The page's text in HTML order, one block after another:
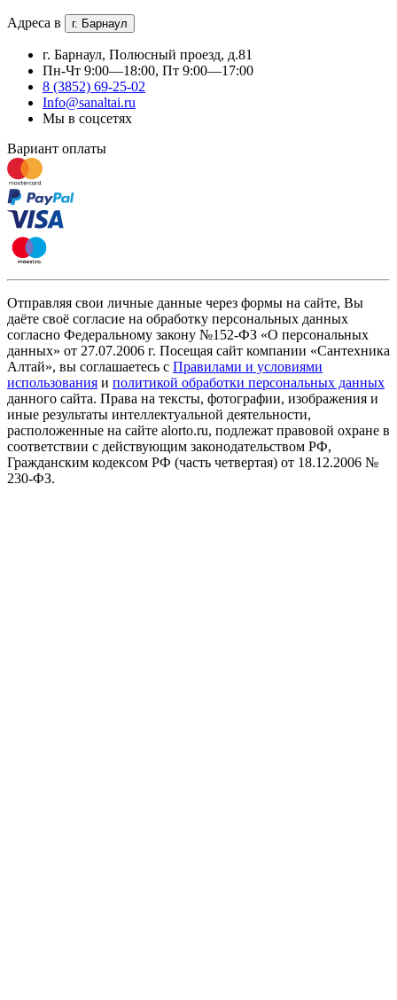
Адреса в г. Барнаул
г. Барнаул, Полюсный проезд, д.81
Пн-Чт 9:00—18:00, Пт 9:00—17:00
8 (3852) 69-25-02
Info@sanaltai.ru
Мы в соцсетях
Вариант оплаты
Отправляя свои личные данные через формы на сайте, Вы
даёте своё согласие на обработку персональных данных
согласно Федеральному закону №152-ФЗ «О персональных
данных» от 27.07.2006 г. Посещая сайт компании «Cантехника
Алтай», вы соглашаетесь с Правилами и условиями
использования и политикой обработки персональных данных
данного сайта. Права на тексты, фотографии, изображения и
иные результаты интеллектуальной деятельности,
расположенные на сайте alorto.ru, подлежат правовой охране в
соответствии с действующим законодательством РФ,
Гражданским кодексом РФ (часть четвертая) от 18.12.2006 №
230-ФЗ.